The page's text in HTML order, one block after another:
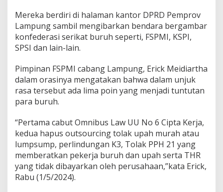
n
o
l
p
a
h
a
h
Mereka berdiri di halaman kantor DPRD Pemprov
Lampung sambil mengibarkan bendara bergambar
konfederasi serikat buruh seperti, FSPMI, KSPI,
SPSI dan lain-lain.
Pimpinan FSPMI cabang Lampung, Erick Meidiartha
dalam orasinya mengatakan bahwa dalam unjuk
rasa tersebut ada lima poin yang menjadi tuntutan
para buruh.
“Pertama cabut Omnibus Law UU No 6 Cipta Kerja,
kedua hapus outsourcing tolak upah murah atau
lumpsump, perlindungan K3, Tolak PPH 21 yang
memberatkan pekerja buruh dan upah serta THR
yang tidak dibayarkan oleh perusahaan,”kata Erick,
Rabu (1/5/2024).